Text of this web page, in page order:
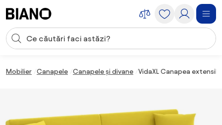
Introducerea căutării
Mobilier Canapele Canapele și divane VidaXL Canapea